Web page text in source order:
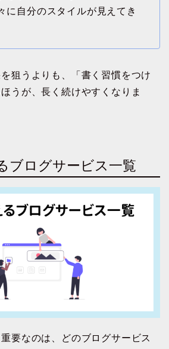
に自分のスタイルが見えてき
狙うよりも、「書く習慣をつけ
うが、長く続けやすくなりま
ブログサービス一覧
要なのは、どのブログサービス